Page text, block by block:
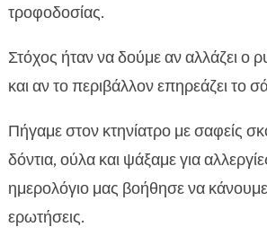
τροφοδοσίας.
Στόχος ήταν να δούμε αν αλλάζει ο
και αν το περιβάλλον επηρεάζει το
Πήγαμε στον κτηνίατρο με σαφείς
δόντια, ούλα και ψάξαμε για
ημερολόγιο μας βοήθησε να
ερωτήσεις.